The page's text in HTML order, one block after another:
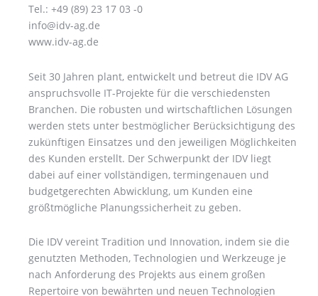
Tel.: +49 (89) 23 17 03 -0
info@idv-ag.de
www.idv-ag.de
Seit 30 Jahren plant, entwickelt und betreut die IDV AG
anspruchsvolle IT-Projekte für die verschiedensten
Branchen. Die robusten und wirtschaftlichen Lösungen
werden stets unter bestmöglicher Berücksichtigung des
zukünftigen Einsatzes und den jeweiligen Möglichkeiten
des Kunden erstellt. Der Schwerpunkt der IDV liegt
dabei auf einer vollständigen, termingenauen und
budgetgerechten Abwicklung, um Kunden eine
größtmögliche Planungssicherheit zu geben.
Die IDV vereint Tradition und Innovation, indem sie die
genutzten Methoden, Technologien und Werkzeuge je
nach Anforderung des Projekts aus einem großen
Repertoire von bewährten und neuen Technologien